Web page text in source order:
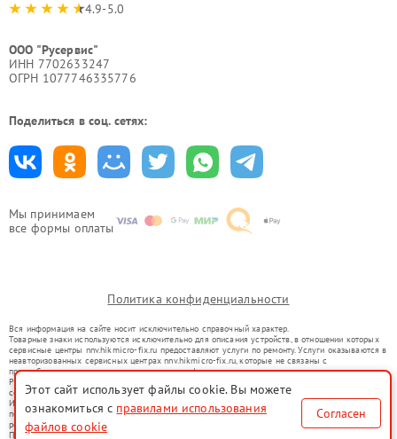
Мы принимаем
все формы оплаты
4.9-5.0
ООО "Русервис"
ИНН 7702633247
ОГРН 1077746335776
Поделиться в соц. сетях:
Политика конфиденциальности
Вся информация на сайте носит исключительно справочный характер.
Товарные знаки используются исключительно для описания устройств, в отношении которых
сервисные центры nnv.hikmicro-fix.ru предоставляют услуги по ремонту. Услуги оказываются в
неавторизованных сервисных центрах nnv.hikmicro-fix.ru, которые не связаны с
правообладателями товарных знаков или их официальными представителями.
Ремонт осуществляется для устройств, уже введенных в гражданский оборот в соответствии
со статьей 1487 ГК РФ.
Использование товарных знаков не преследует цели индивидуализации услуг или введения
потребителей в заблуждение, а служит для информирования о предоставляемых услугах по
ремонту техники указанных брендов.
Представленная на сайте информация не является публичной офертой, определяемой
Этот сайт использует файлы cookie. Вы можете
ознакомиться с правилами использования
файлов cookie
Согласен